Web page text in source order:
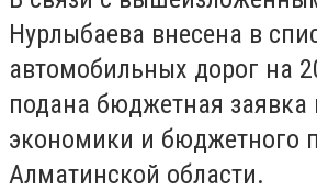
Нурлыбаева внесена в
автомобильных дорог на
подана бюджетная заявка
экономики и бюджетного
Алматинской области.